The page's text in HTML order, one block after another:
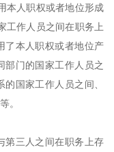
本人职权或者地位形成
工作人员之间在职务上
了本人职权或者地位产
部门的国家工作人员之
国家工作人员之间、
。
第三人之间在职务上存